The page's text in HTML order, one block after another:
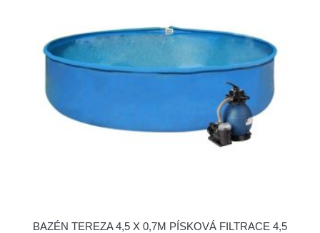
BAZÉN TEREZA 4,5 X 0,7M PÍSKOVÁ FILTRACE 4,5